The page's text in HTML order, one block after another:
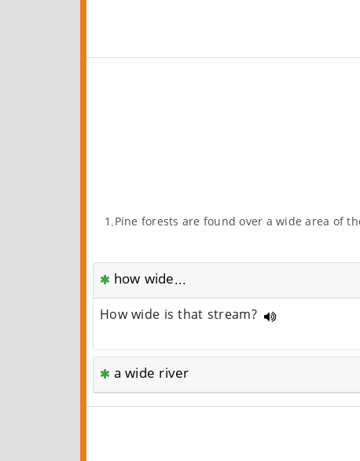
1.Pine forests are found over a wide area of
how wide...
How wide is that stream?
a wide river